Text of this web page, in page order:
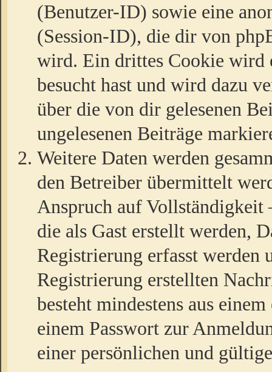
(Benutzer-ID) sowie eine
(Session-ID), die dir von
wird. Ein drittes Cookie wird
besucht hast und wird dazu
über die von dir gelesenen
ungelesenen Beiträge
Weitere Daten werden
den Betreiber übermittelt
Anspruch auf
die als Gast erstellt werden,
Registrierung erfasst werden
Registrierung erstellten
besteht mindestens aus
einem Passwort zur
einer persönlichen und